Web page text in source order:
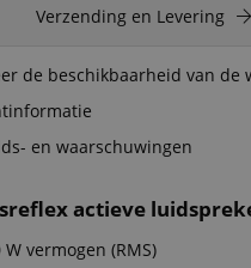
actieve
W vermogen (RMS)
Verzending en Levering
de beschikbaarheid van de
en waarschuwingen